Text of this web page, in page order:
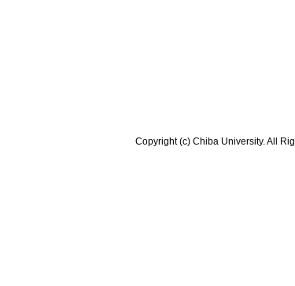
Copyright (c) Chiba University. All